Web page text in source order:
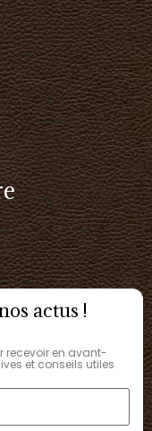
actus !
recevoir en avant-
et conseils utiles